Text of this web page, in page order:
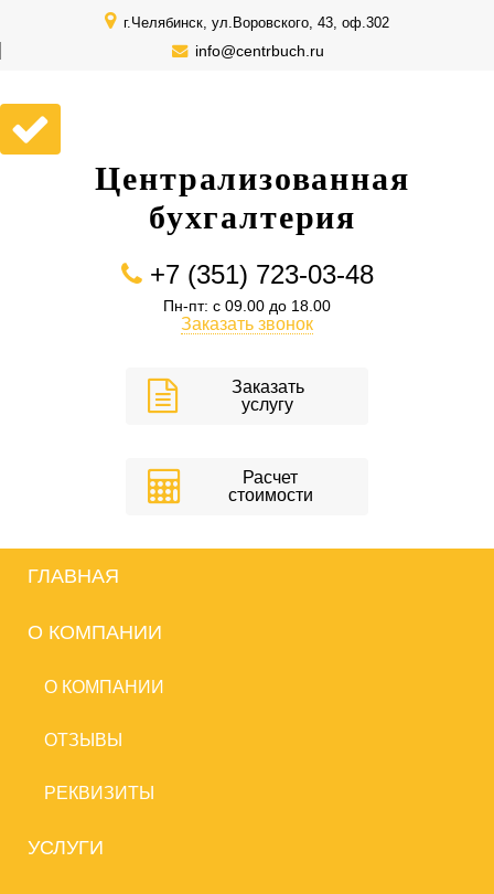
г.Челябинск, ул.Воровского, 43, оф.302
info@centrbuch.ru
Централизованная
бухгалтерия
+7 (351) 723-03-48
Пн-пт: с 09.00 до 18.00
Заказать звонок
Заказать
услугу
Расчет
стоимости
ГЛАВНАЯ
О КОМПАНИИ
О КОМПАНИИ
ОТЗЫВЫ
РЕКВИЗИТЫ
УСЛУГИ